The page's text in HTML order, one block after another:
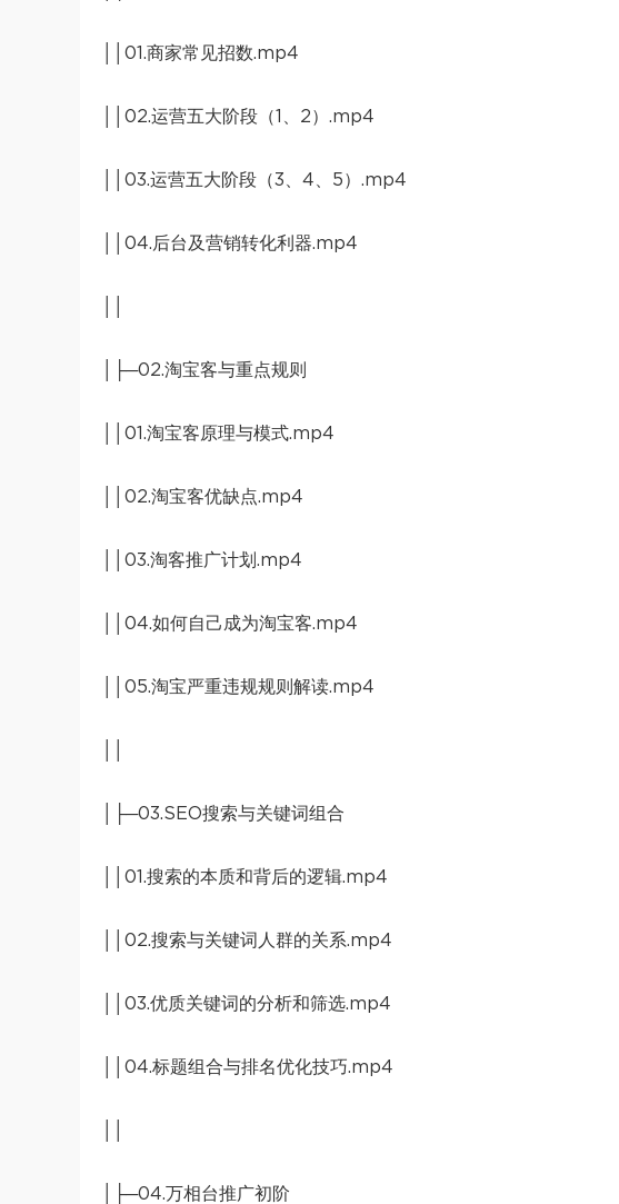
││01.商家常见招数.mp4
││02.运营五大阶段（1、2）.mp4
││03.运营五大阶段（3、4、5）.mp4
││04.后台及营销转化利器.mp4
│├─02.淘宝客与重点规则
││01.淘宝客原理与模式.mp4
││02.淘宝客优缺点.mp4
││03.淘客推广计划.mp4
││04.如何自己成为淘宝客.mp4
││05.淘宝严重违规规则解读.mp4
│├─03.SEO搜索与关键词组合
││01.搜索的本质和背后的逻辑.mp4
││02.搜索与关键词人群的关系.mp4
││03.优质关键词的分析和筛选.mp4
││04.标题组合与排名优化技巧.mp4
│├─04.万相台推广初阶